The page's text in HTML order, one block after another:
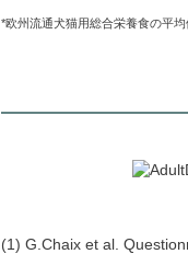
*欧州流通犬猫用総合栄養食の平
(1) G.Chaix et al.